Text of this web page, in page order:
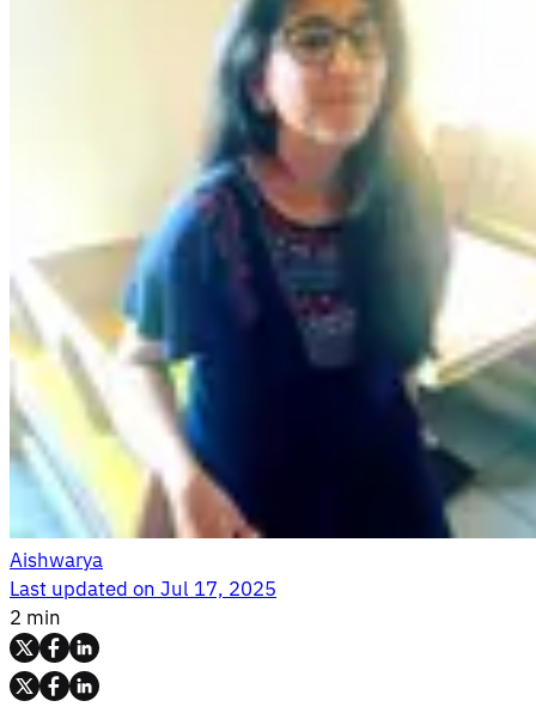
Aishwarya
Last updated onJul 17, 2025
2 min